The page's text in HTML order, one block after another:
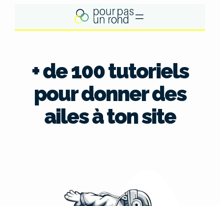
+ de 100 tutoriels
pour donner des
ailes à ton site